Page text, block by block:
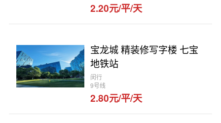
2.20元/平/天
宝龙城 精装修写字楼 七宝
地铁站
闵行
9号线
2.80元/平/天